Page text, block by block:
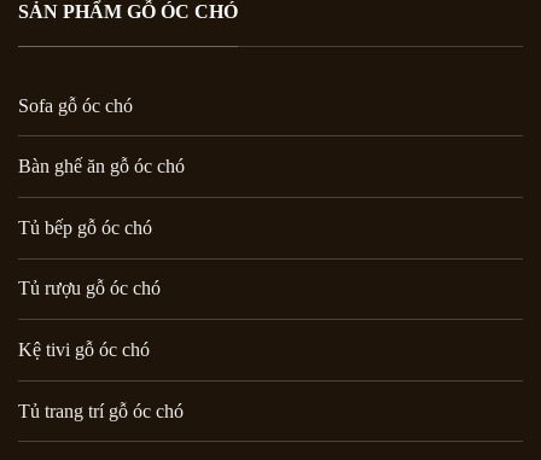
SẢN PHẨM GỖ ÓC CHÓ
Sofa gỗ óc chó
Bàn ghế ăn gỗ óc chó
Tủ bếp gỗ óc chó
Tủ rượu gỗ óc chó
Kệ tivi gỗ óc chó
Tủ trang trí gỗ óc chó